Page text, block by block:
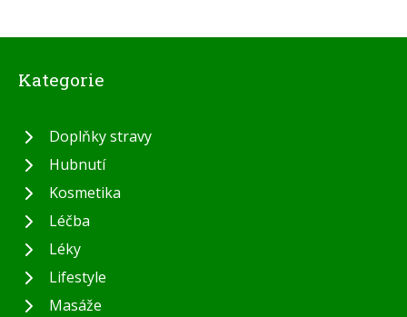
Kategorie
Doplňky stravy
Hubnutí
Kosmetika
Léčba
Léky
Lifestyle
Masáže